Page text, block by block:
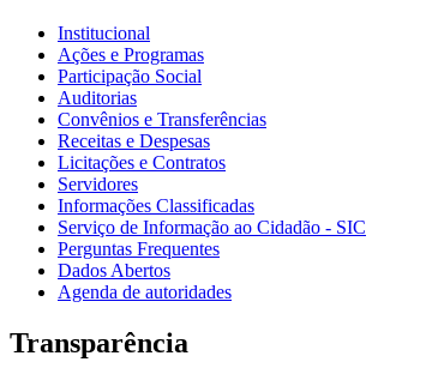
Institucional
Ações e Programas
Participação Social
Auditorias
Convênios e Transferências
Receitas e Despesas
Licitações e Contratos
Servidores
Informações Classificadas
Serviço de Informação ao Cidadão - SIC
Perguntas Frequentes
Dados Abertos
Agenda de autoridades
Transparência